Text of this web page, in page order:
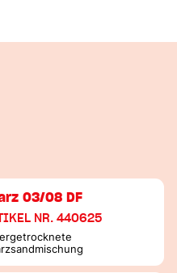
03/08 DF
NR. 440625